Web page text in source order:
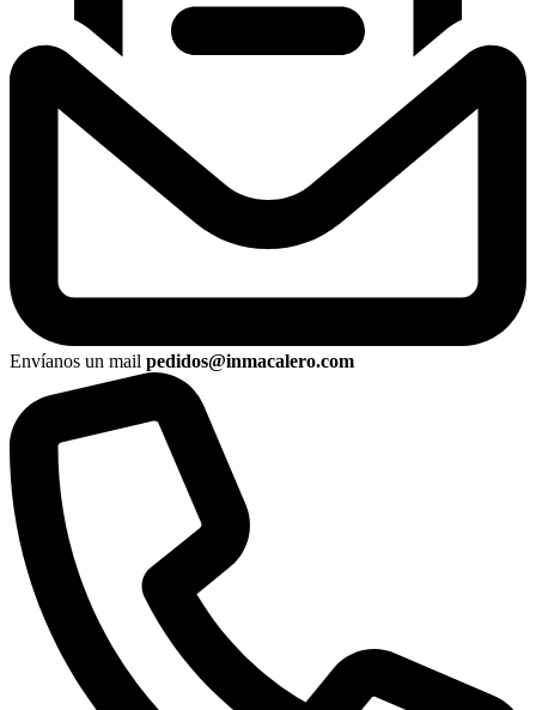
Envíanos un mail pedidos@inmacalero.com